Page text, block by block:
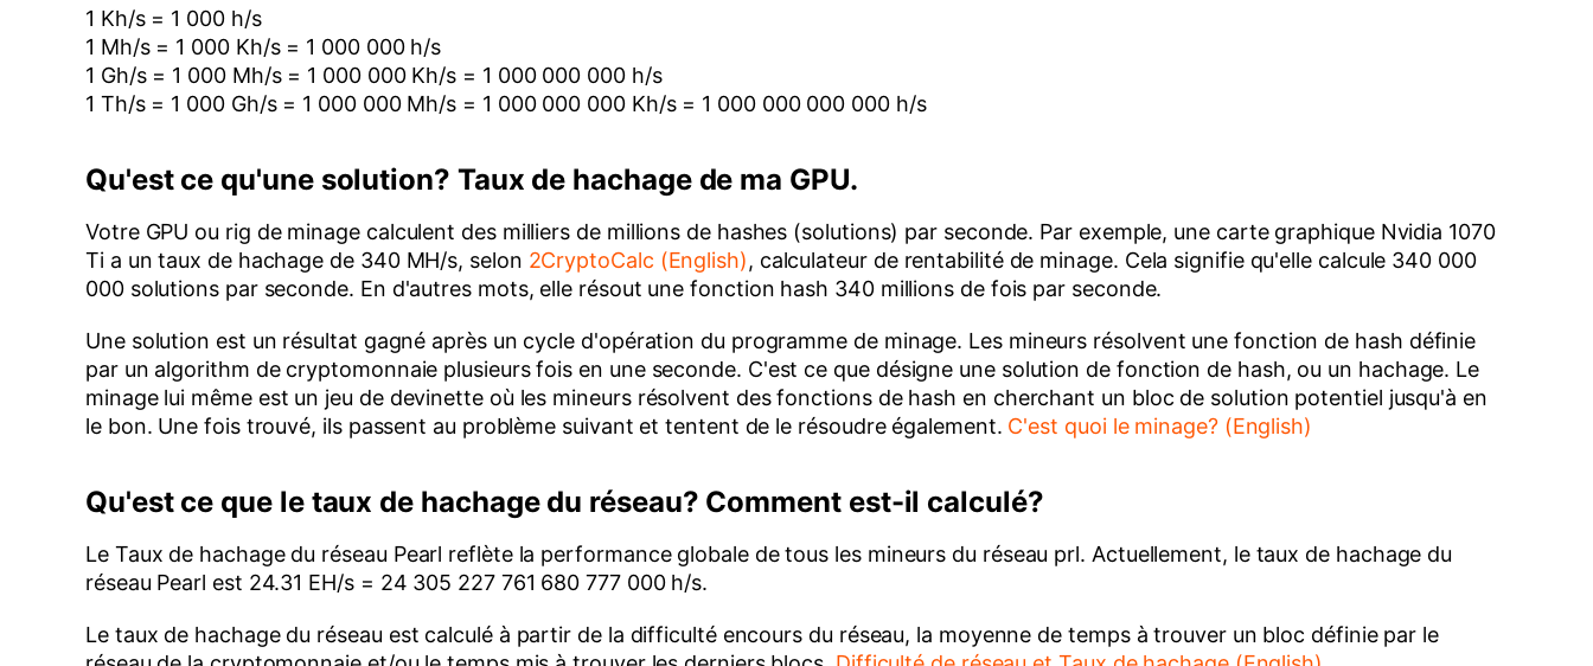
1 Kh/s = 1 000 h/s
1 Mh/s = 1 000 Kh/s = 1 000 000 h/s
1 Gh/s = 1 000 Mh/s = 1 000 000 Kh/s = 1 000 000 000 h/s
1 Th/s = 1 000 Gh/s = 1 000 000 Mh/s = 1 000 000 000 Kh/s = 1 000 000 000 000 h/s
Qu'est ce qu'une solution? Taux de hachage de ma GPU.
Votre GPU ou rig de minage calculent des milliers de millions de hashes (solutions) par seconde. Par exemple, une carte graphique Nvidia 1070
Ti a un taux de hachage de 340 MH/s, selon 2CryptoCalc (English), calculateur de rentabilité de minage. Cela signifie qu'elle calcule 340 000
000 solutions par seconde. En d'autres mots, elle résout une fonction hash 340 millions de fois par seconde.
Une solution est un résultat gagné après un cycle d'opération du programme de minage. Les mineurs résolvent une fonction de hash définie
par un algorithm de cryptomonnaie plusieurs fois en une seconde. C'est ce que désigne une solution de fonction de hash, ou un hachage. Le
minage lui même est un jeu de devinette où les mineurs résolvent des fonctions de hash en cherchant un bloc de solution potentiel jusqu'à en
le bon. Une fois trouvé, ils passent au problème suivant et tentent de le résoudre également. C'est quoi le minage? (English)
Qu'est ce que le taux de hachage du réseau? Comment est-il calculé?
Le Taux de hachage du réseau Pearl reflète la performance globale de tous les mineurs du réseau prl. Actuellement, le taux de hachage du
réseau Pearl est 24.31 EH/s = 24 305 227 761 680 777 000 h/s.
Le taux de hachage du réseau est calculé à partir de la difficulté encours du réseau, la moyenne de temps à trouver un bloc définie par le